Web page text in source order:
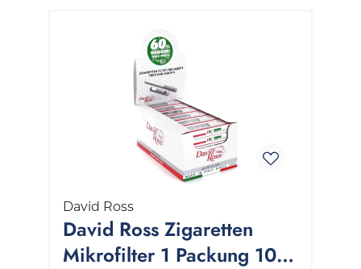
David Ross
David Ross Zigaretten
Mikrofilter 1 Packung 10